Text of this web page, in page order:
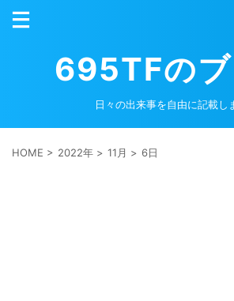
695TFの
日々の出来事を自由に記載し
HOME > 2022年 > 11月 > 6日